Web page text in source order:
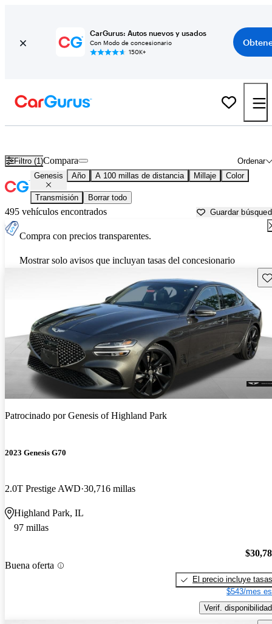
CarGurus: Autos nuevos y usados
Con Modo de concesionario
150K+
Filtro (1) Ordenar
Compara
Genesis Año A 100 millas de distancia Millaje Color
Transmisión Borrar todo
495 vehículos encontrados Guardar
Compra con precios transparentes.
Mostrar solo avisos que incluyan tasas del concesionario
Patrocinado porGenesis of Highland Park
2023 Genesis G70
2.0T Prestige AWD 30,716 millas
Highland Park, IL
97 millas
Buena oferta
El precio incluye tasas
$543/mes
Verif. disponibilidad